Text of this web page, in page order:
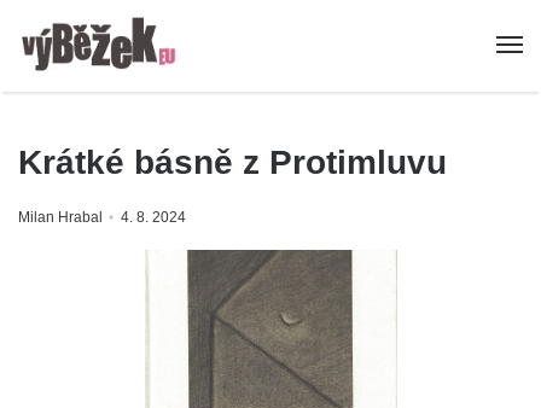
Krátké básně z Protimluvu
Milan Hrabal 4. 8. 2024